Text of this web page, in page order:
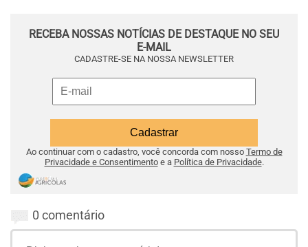
RECEBA NOSSAS NOTÍCIAS DE DESTAQUE NO SEU
E-MAIL
CADASTRE-SE NA NOSSA NEWSLETTER
Ao continuar com o cadastro, você concorda com nosso Termo de
Privacidade e Consentimentoe a Política de Privacidade.
0 comentário